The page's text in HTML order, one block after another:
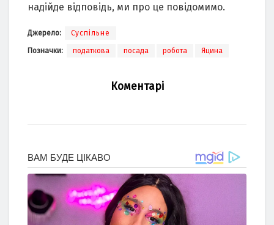
нaдійде відповідь, ми про це повідомимо.
Джерело: Суспільне
Позначки: податкова посада робота Яцина
Коментарі